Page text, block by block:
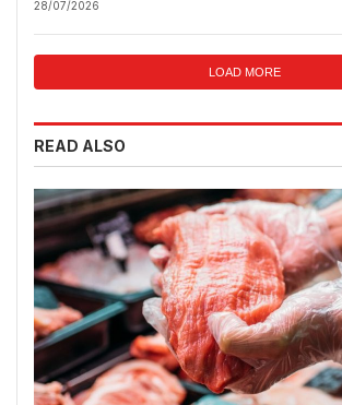
28/07/2026
LOAD MORE
READ ALSO